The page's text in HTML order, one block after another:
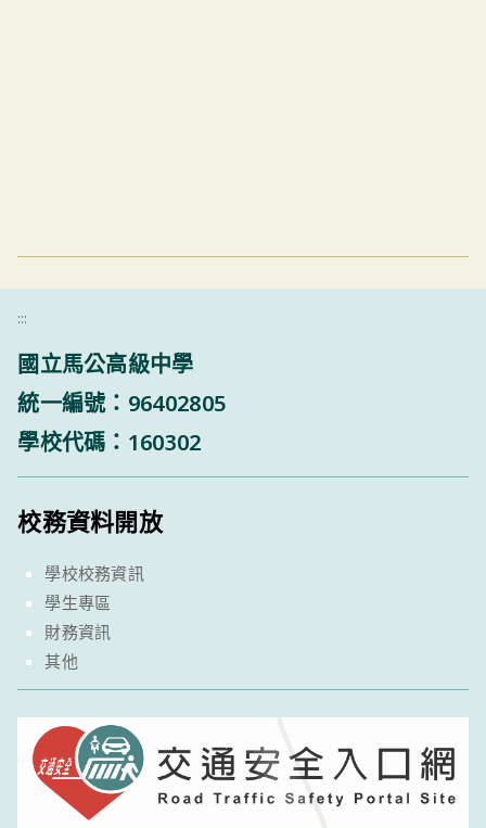
:::
國立馬公高級中學
統一編號：96402805
學校代碼：160302
校務資料開放
學校校務資訊
學生專區
財務資訊
其他